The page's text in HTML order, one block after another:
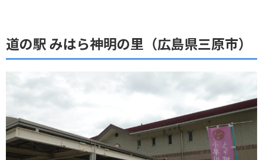
道の駅 みはら神明の里（広島県三原市）